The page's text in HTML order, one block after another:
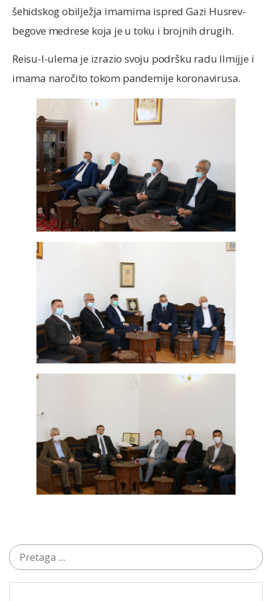
šehidskog obilježja imamima ispred Gazi Husrev-
begove medrese koja je u toku i brojnih drugih.
Reisu-l-ulema je izrazio svoju podršku radu Ilmijje i
imama naročito tokom pandemije koronavirusa.